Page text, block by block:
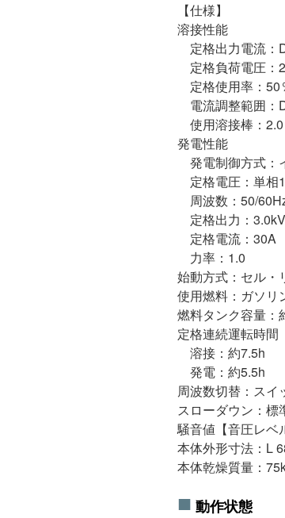
【仕様】
溶接性能
定格出力電流：
定格負荷電圧：
定格使用率：50
電流調整範囲：
使用溶接棒：
発電性能
発電制御方式：
定格電圧：単相
周波数：50/
定格出力：
定格電流：30A
力率：1.0
始動方式：セル・
使用燃料：ガソリ
燃料タンク容量：
定格連続運転時間
溶接：約7.5h
発電：約5.5h
周波数切替：スイ
スローダウン：標
騒音値【音圧レベ
本体外形寸法：L
本体乾燥質量：
動作状態